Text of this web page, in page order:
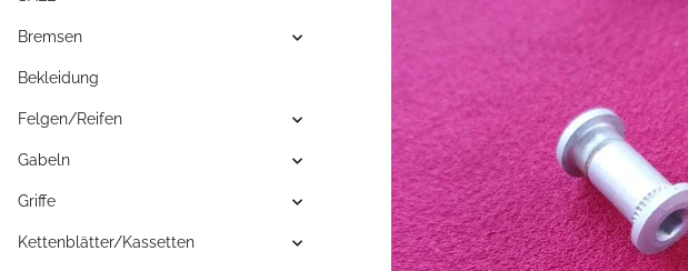
Bremsen
Bekleidung
Felgen/Reifen
Gabeln
Griffe
Kettenblätter/Kassetten